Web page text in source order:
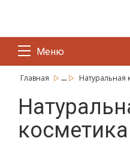
Меню
Главная ... Натуральная